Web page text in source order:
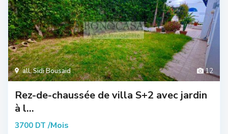
12
all,Sidi Bousaid
Rez-de-chaussée de villa S+2 avec jardin
à l...
3700 DT /Mois